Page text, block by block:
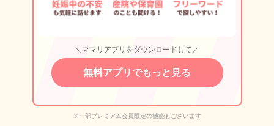
＼ママリアプリをダウンロードして／
無料アプリでもっと見る
※一部プレミアム会員限定の機能もございます